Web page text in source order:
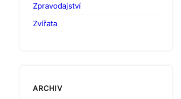
Zpravodajství
Zvířata
ARCHIV